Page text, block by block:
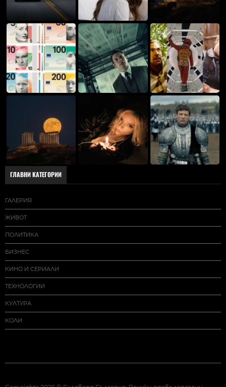
ГЛАВНИ КАТЕГОРИИ
ГАЛЕРИЯ
ЖИВОТ
ПОЛИТИКА
БИЗНЕС
КИНО И СЕРИАЛИ
ТЕХНОЛОГИИ
КУЛТУРА
КОЛИ